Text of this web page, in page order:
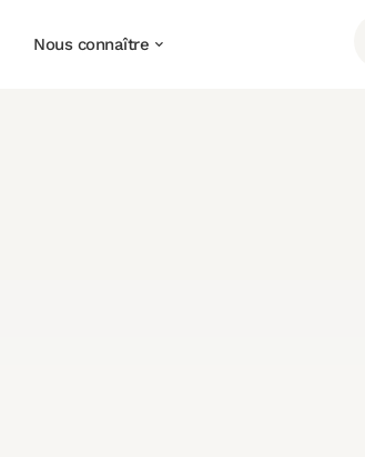
Nous connaître